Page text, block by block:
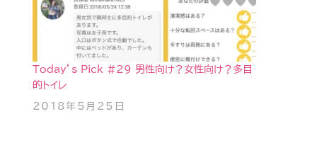
Today’s Pick #29 男性向け？女性向け？多目
的トイレ
2018年5月25日